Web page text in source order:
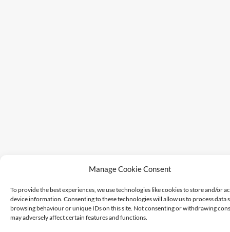
Manage Cookie Consent
To provide the best experiences, we use technologies like cookies to store and/or
device information. Consenting to these technologies will allow us to process data
browsing behaviour or unique IDs on this site. Not consenting or withdrawing
may adversely affect certain features and functions.